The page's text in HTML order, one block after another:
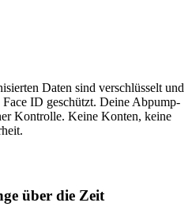
Daten sind verschlüsselt und
ID geschützt. Deine Abpump-
Kontrolle. Keine Konten, keine
über die Zeit